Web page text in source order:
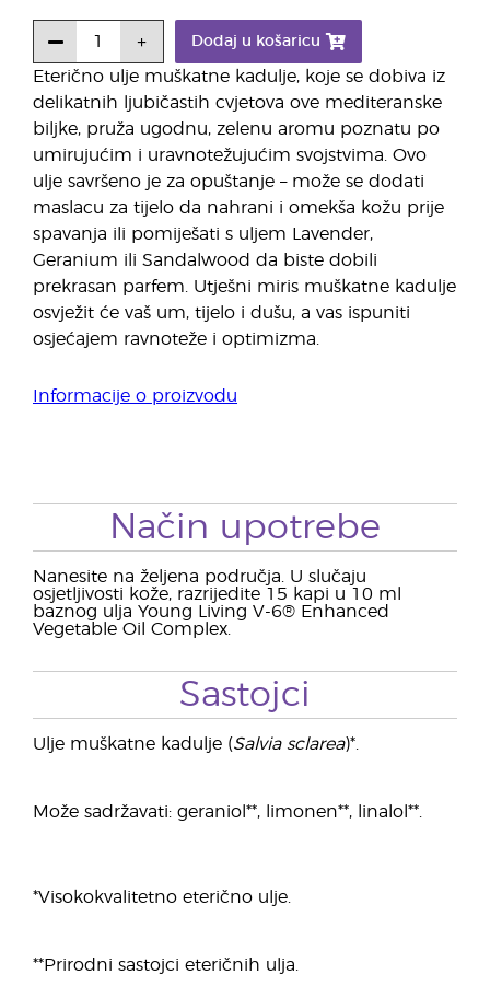
Eterično ulje muškatne kadulje, koje se dobiva iz
delikatnih ljubičastih cvjetova ove mediteranske
biljke, pruža ugodnu, zelenu aromu poznatu po
umirujućim i uravnotežujućim svojstvima. Ovo
ulje savršeno je za opuštanje – može se dodati
maslacu za tijelo da nahrani i omekša kožu prije
spavanja ili pomiješati s uljem Lavender,
Geranium ili Sandalwood da biste dobili
prekrasan parfem. Utješni miris muškatne kadulje
osvježit će vaš um, tijelo i dušu, a vas ispuniti
osjećajem ravnoteže i optimizma.
Informacije o proizvodu
Dodaj u košaricu
Način upotrebe
Nanesite na željena područja. U slučaju
osjetljivosti kože, razrijedite 15 kapi u 10 ml
baznog ulja Young Living V-6® Enhanced
Vegetable Oil Complex.
Sastojci
Ulje muškatne kadulje (Salvia sclarea)*.
Može sadržavati: geraniol**, limonen**, linalol**.
*Visokokvalitetno eterično ulje.
**Prirodni sastojci eteričnih ulja.